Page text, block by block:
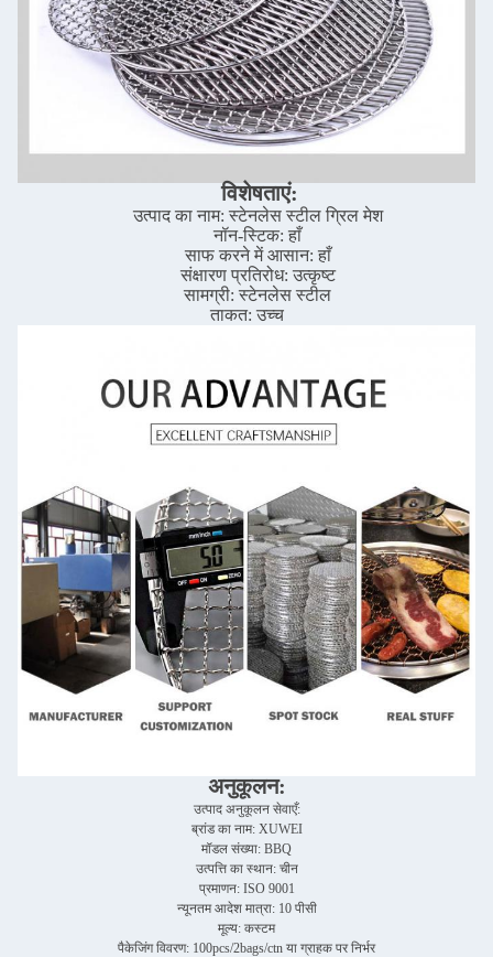
विशेषताएं:
उत्पाद का नाम: स्टेनलेस स्टील ग्रिल मेश
नॉन-स्टिक: हाँ
साफ करने में आसान: हाँ
संक्षारण प्रतिरोध: उत्कृष्ट
सामग्री: स्टेनलेस स्टील
ताकत: उच्च
अनुकूलन:
उत्पाद अनुकूलन सेवाएँ:
ब्रांड का नाम: XUWEI
मॉडल संख्या: BBQ
उत्पत्ति का स्थान: चीन
प्रमाणन: ISO 9001
न्यूनतम आदेश मात्रा: 10 पीसी
मूल्य: कस्टम
पैकेजिंग विवरण: 100pcs/2bags/ctn या ग्राहक पर निर्भर